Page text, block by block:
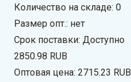
Количество на складе:0
Размер опт.: нет
Срок поставки: Доступно
2850.98 RUB
Оптовая цена:2715.23 RUB